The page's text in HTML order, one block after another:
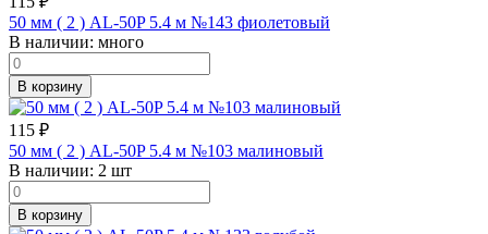
50 мм ( 2 ) AL-50P 5.4 м №143 фиолетовый
В наличии: много
В корзину
115 ₽
50 мм ( 2 ) AL-50P 5.4 м №103 малиновый
В наличии: 2 шт
В корзину